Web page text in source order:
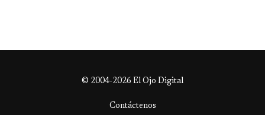
© 2004-2026 El Ojo Digital
Contáctenos